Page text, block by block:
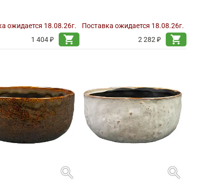
ожидается 18.08.26г.
1 404 ₽
shopping_cart
Поставка ожидается 18.08.26г.
2 282 ₽
shopping_cart
search search